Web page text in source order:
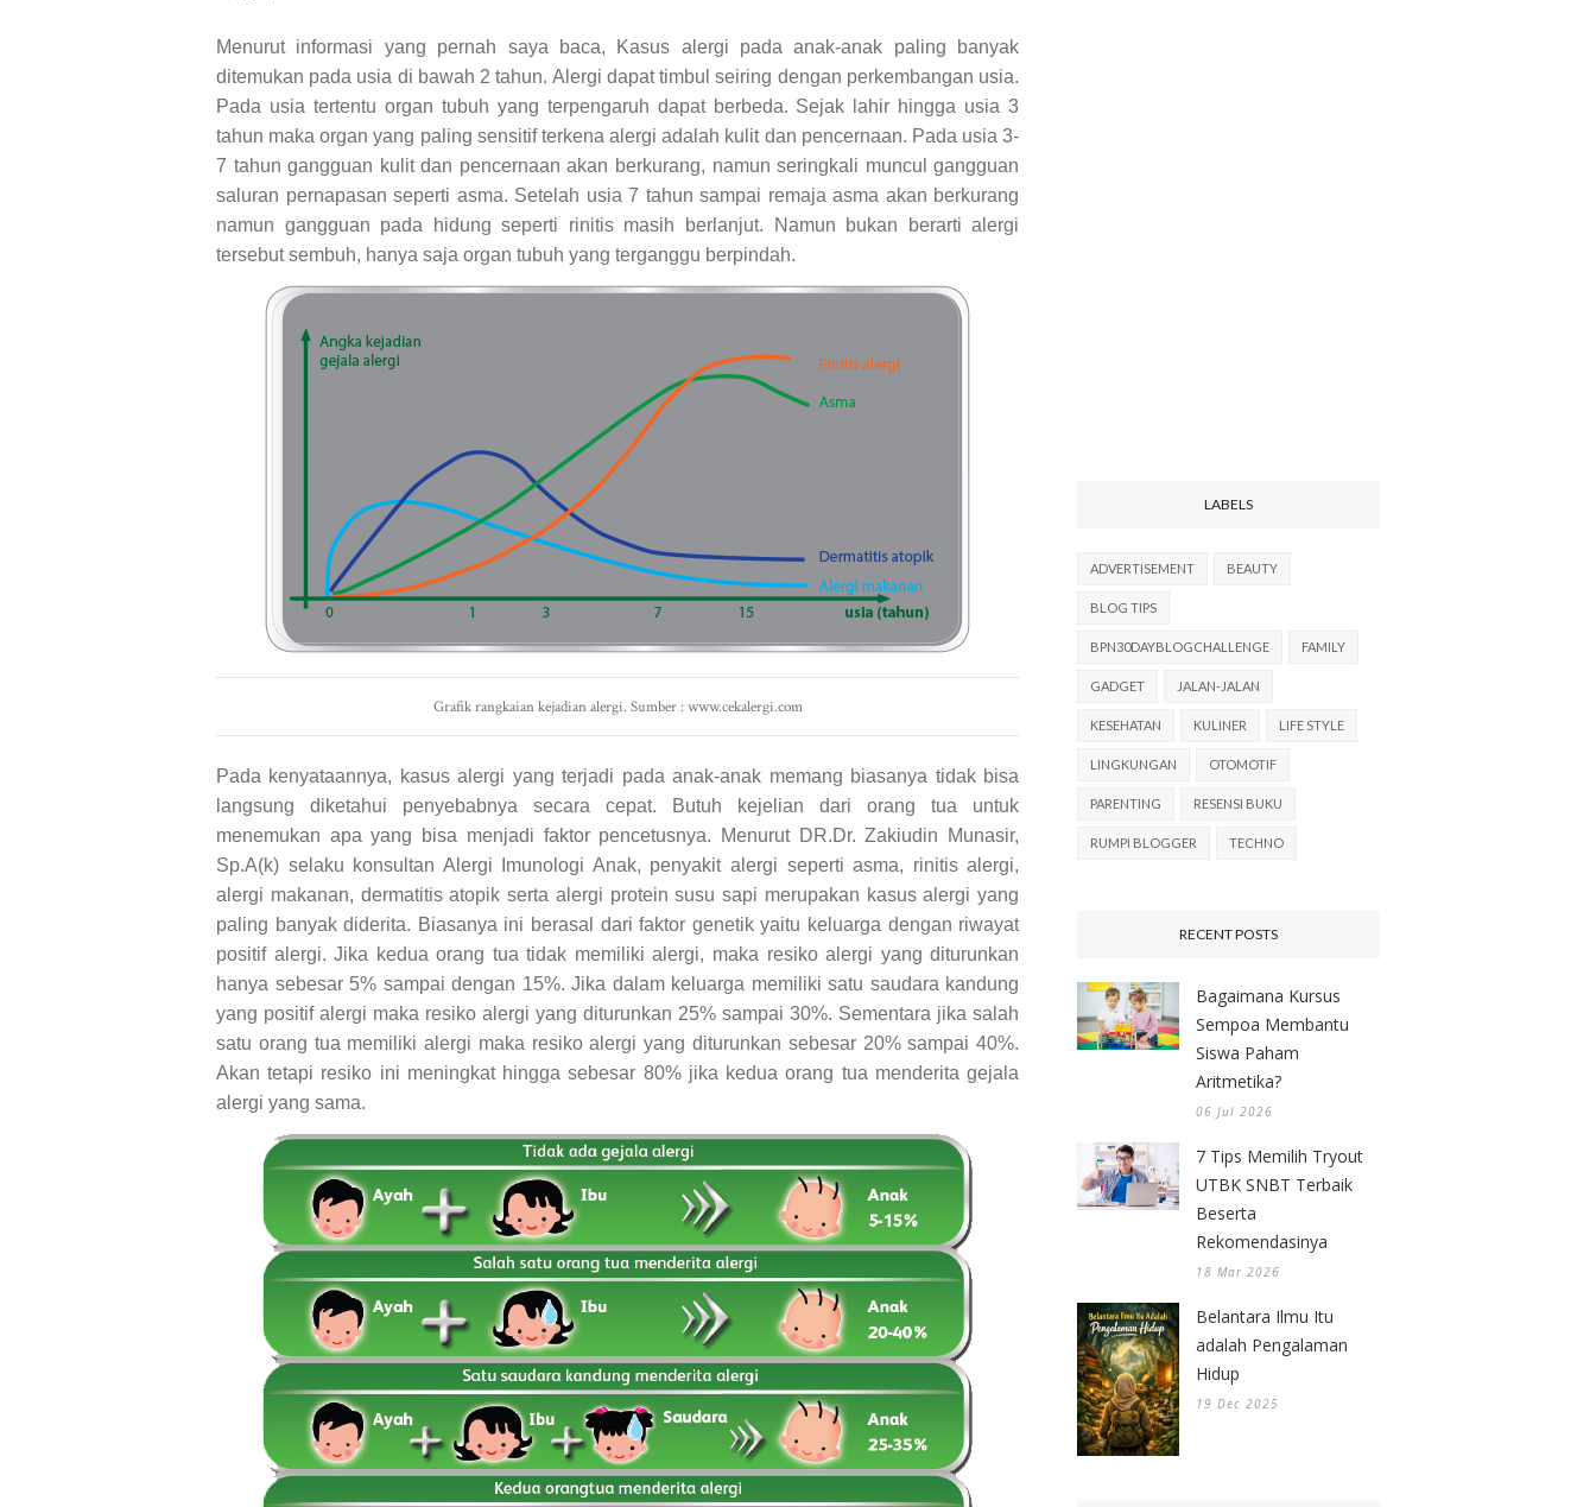
Menurut informasi yang pernah saya baca, Kasus alergi pada anak-anak paling banyak
ditemukan pada usia di bawah 2 tahun. Alergi dapat timbul seiring dengan perkembangan usia.
Pada usia tertentu organ tubuh yang terpengaruh dapat berbeda. Sejak lahir hingga usia 3
tahun maka organ yang paling sensitif terkena alergi adalah kulit dan pencernaan. Pada usia 3-
7 tahun gangguan kulit dan pencernaan akan berkurang, namun seringkali muncul gangguan
saluran pernapasan seperti asma. Setelah usia 7 tahun sampai remaja asma akan berkurang
namun gangguan pada hidung seperti rinitis masih berlanjut. Namun bukan berarti alergi
tersebut sembuh, hanya saja organ tubuh yang terganggu berpindah.
Grafik rangkaian kejadian alergi. Sumber : www.cekalergi.com
Pada kenyataannya, kasus alergi yang terjadi pada anak-anak memang biasanya tidak bisa
langsung diketahui penyebabnya secara cepat. Butuh kejelian dari orang tua untuk
menemukan apa yang bisa menjadi faktor pencetusnya. Menurut DR.Dr. Zakiudin Munasir,
Sp.A(k) selaku konsultan Alergi Imunologi Anak, penyakit alergi seperti asma, rinitis alergi,
alergi makanan, dermatitis atopik serta alergi protein susu sapi merupakan kasus alergi yang
paling banyak diderita. Biasanya ini berasal dari faktor genetik yaitu keluarga dengan riwayat
positif alergi. Jika kedua orang tua tidak memiliki alergi, maka resiko alergi yang diturunkan
hanya sebesar 5% sampai dengan 15%. Jika dalam keluarga memiliki satu saudara kandung
yang positif alergi maka resiko alergi yang diturunkan 25% sampai 30%. Sementara jika salah
satu orang tua memiliki alergi maka resiko alergi yang diturunkan sebesar 20% sampai 40%.
Akan tetapi resiko ini meningkat hingga sebesar 80% jika kedua orang tua menderita gejala
alergi yang sama.
LABELS
ADVERTISEMENT BEAUTY
BLOG TIPS
BPN30DAYBLOGCHALLENGE FAMILY
GADGET JALAN-JALAN
KESEHATAN KULINER LIFE STYLE
LINGKUNGAN OTOMOTIF
PARENTING RESENSI BUKU
RUMPI BLOGGER TECHNO
RECENT POSTS
Bagaimana Kursus
Sempoa Membantu
Siswa Paham
Aritmetika?
06 Jul 2026
7 Tips Memilih Tryout
UTBK SNBT Terbaik
Beserta
Rekomendasinya
18 Mar 2026
Belantara Ilmu Itu
adalah Pengalaman
Hidup
19 Dec 2025